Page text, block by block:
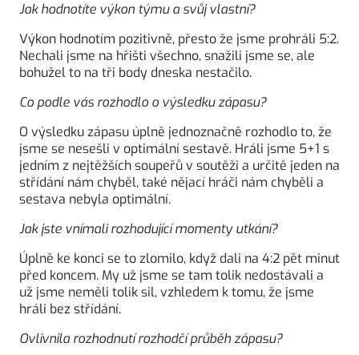
Jak hodnotíte výkon týmu a svůj vlastní?
Výkon hodnotím pozitivně, přesto že jsme prohráli 5:2.
Nechali jsme na hřišti všechno, snažili jsme se, ale
bohužel to na tři body dneska nestačilo.
Co podle vás rozhodlo o výsledku zápasu?
O výsledku zápasu úplně jednoznačně rozhodlo to, že
jsme se nesešli v optimální sestavě. Hráli jsme 5+1 s
jedním z nejtěžších soupeřů v soutěži a určitě jeden na
střídání nám chyběl, také nějací hráči nám chyběli a
sestava nebyla optimální.
Jak jste vnímali rozhodující momenty utkání?
Úplně ke konci se to zlomilo, když dali na 4:2 pět minut
před koncem. My už jsme se tam tolik nedostávali a
už jsme neměli tolik sil, vzhledem k tomu, že jsme
hráli bez střídání.
Ovlivnila rozhodnutí rozhodčí průběh zápasu?